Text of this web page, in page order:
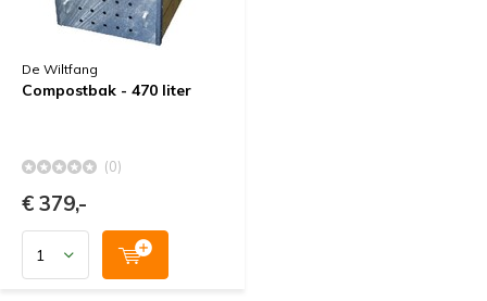
De Wiltfang
Compostbak - 470 liter
(0)
€ 379,-